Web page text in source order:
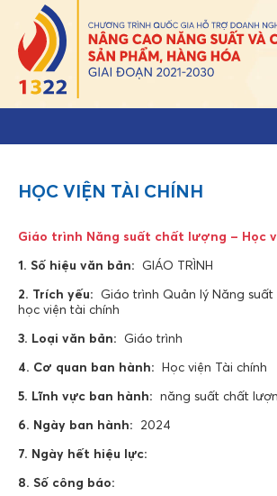
Skip to content
HỌC VIỆN TÀI CHÍNH
Giáo trình Năng suất chất lượng – Học
1. Số hiệu văn bản: GIÁO TRÌNH
2. Trích yếu: Giáo trình Quản lý Năng
học viện tài chính
3. Loại văn bản: Giáo trình
4. Cơ quan ban hành: Học viện Tài chính
5. Lĩnh vực ban hành: năng suất chất
6. Ngày ban hành: 2024
7. Ngày hết hiệu lực:
8. Số công báo: